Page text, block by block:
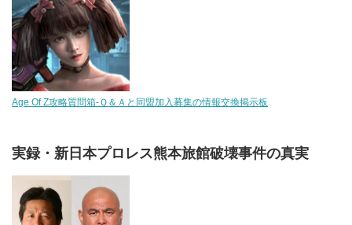
Age Of Z攻略質問箱-Ｑ＆Ａと同盟加入募集の情報交換掲示板
実録・新日本プロレス熊本旅館破壊事件の真実